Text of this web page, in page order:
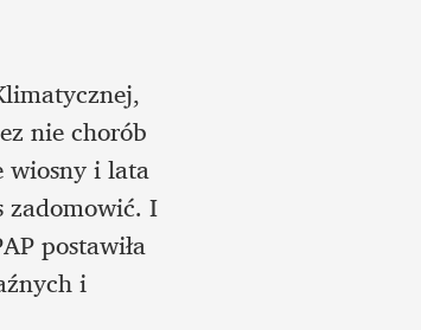
nie chorób
wiosny i lata
zadomowić. I
postawiła
i